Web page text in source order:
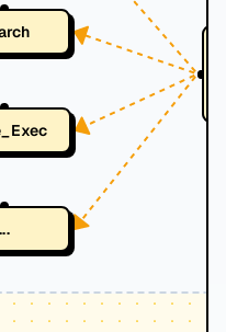
...